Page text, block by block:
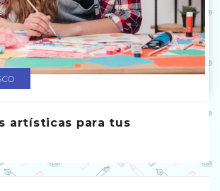
artísticas para tus